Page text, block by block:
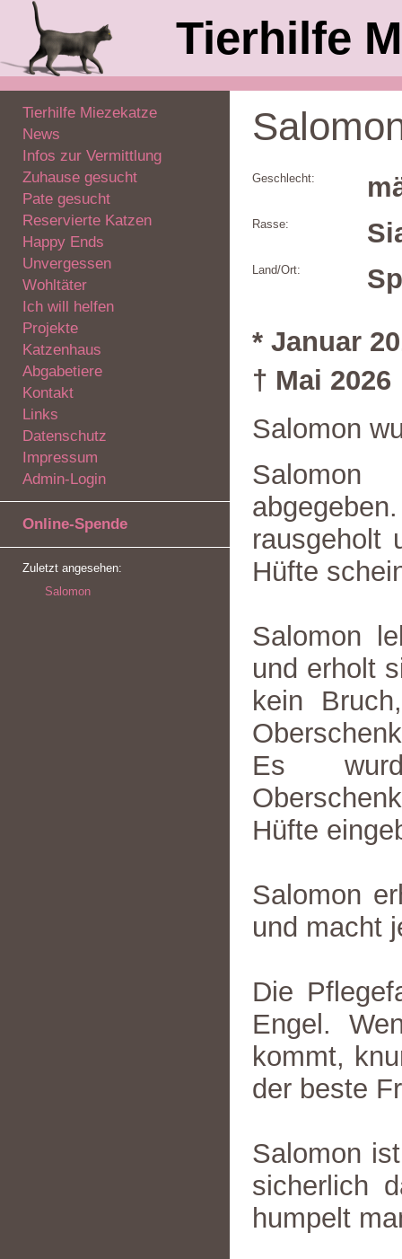
Tierhilfe
Tierhilfe Miezekatze
News
Infos zur Vermittlung
Zuhause gesucht
Pate gesucht
Reservierte Katzen
Happy Ends
Unvergessen
Wohltäter
Ich will helfen
Projekte
Katzenhaus
Abgabetiere
Kontakt
Links
Datenschutz
Impressum
Admin-Login
Online-Spende
Zuletzt angesehen:
Salomon
Geschlecht:
Rasse:
Land/Ort:
* Januar
† Mai 2026
Salomon
rausgeholt
Hüfte
Salomon
und erholt
kein
Es
Hüfte
Salomon
und macht
Die
Engel.
kommt,
der beste
Salomon
sicherlich
humpelt